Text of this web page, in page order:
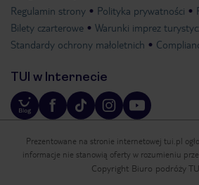
Regulamin strony Polityka prywatności
Bilety czarterowe
Warunki imprez
Standardy ochrony małoletnich
TUI w Internecie
Prezentowane na stronie internetowej tui.pl
informacje nie stanowią oferty w rozumieniu
Copyright Biuro podróży